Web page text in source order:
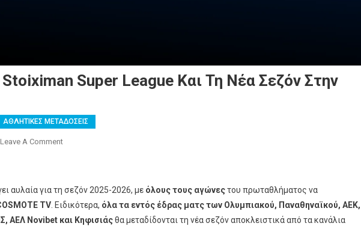
Super League Και Τη Νέα Σεζόν Στην
ΑΘΛΗΤΙΚΕΣ ΜΕΤΑΔΟΣΕΙΣ
Leave A CommentOn
Της
Stoiximan
Super
αυλαία για τη σεζόν 2025-2026, με όλους τους αγώνεςτου πρωταθλήματος να
TV . Ειδικότερα, όλα τα εντός έδρας ματς των Ολυμπιακού, Παναθηναϊκού, ΑΕΚ,
ΑΕΛ Novibet και Κηφισιάςθα μεταδίδονται τη νέα σεζόν αποκλειστικά από τα κανάλια